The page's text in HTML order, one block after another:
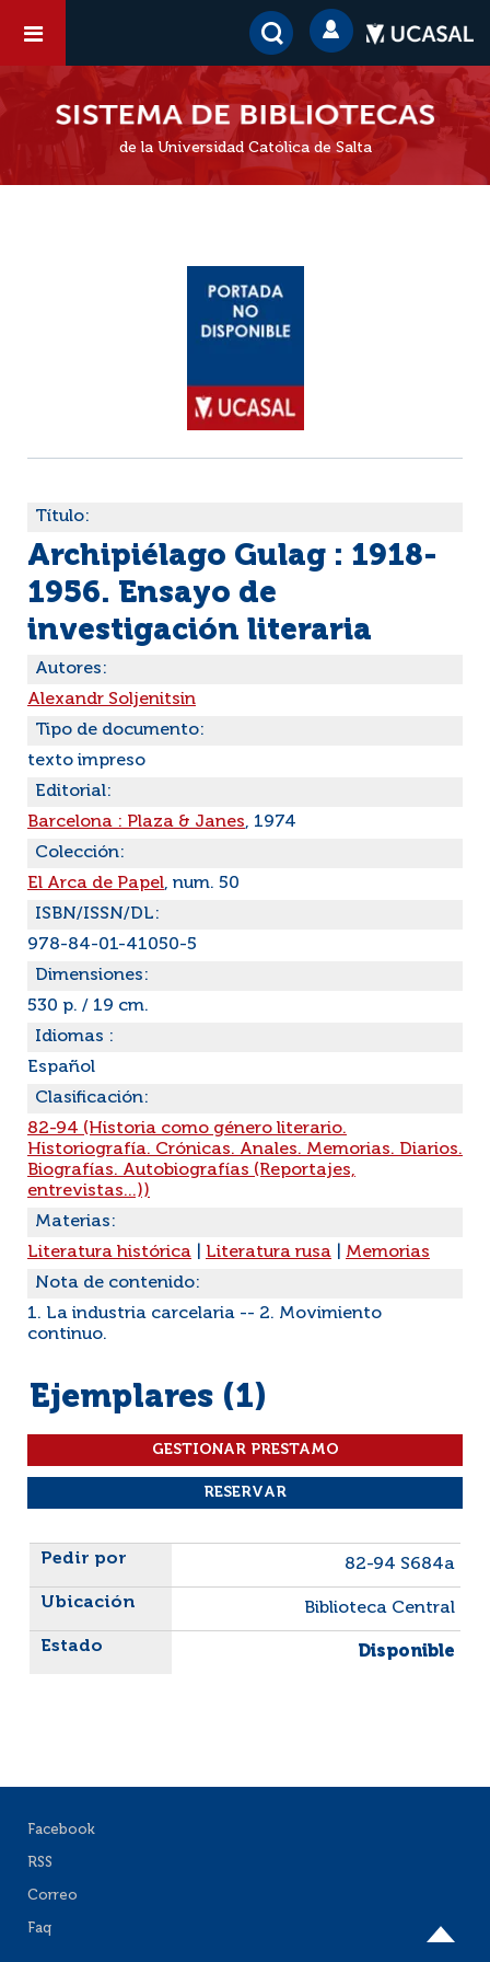
de la Universidad Católica de Salta
Título:
Archipiélago Gulag : 1918-
1956. Ensayo de
investigación literaria
Autores:
Alexandr Soljenitsin
Tipo de documento:
texto impreso
Editorial:
Barcelona : Plaza & Janes, 1974
Colección:
El Arca de Papel, num. 50
ISBN/ISSN/DL:
978-84-01-41050-5
Dimensiones:
530 p. / 19 cm.
Idiomas :
Español
Clasificación:
82-94 (Historia como género literario.
Historiografía. Crónicas. Anales. Memorias. Diarios.
Biografías. Autobiografías (Reportajes,
entrevistas...))
Materias:
Literatura histórica
Literatura rusa
Memorias
Nota de contenido:
1. La industria carcelaria -- 2. Movimiento
continuo.
Ejemplares (1)
Liste des exemplaires
82-94 S684a
Biblioteca Central
Disponible
Facebook
RSS
Correo
Faq